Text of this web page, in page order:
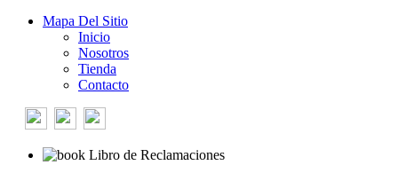
Mapa Del Sitio
Inicio
Nosotros
Tienda
Contacto
Libro de Reclamaciones